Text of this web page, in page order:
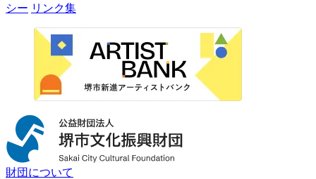
シー リンク集
財団について